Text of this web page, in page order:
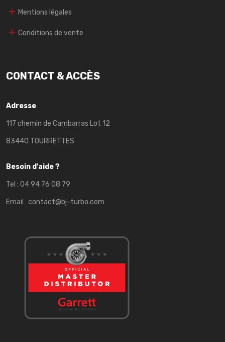
Mentions légales
Conditions de vente
CONTACT & ACCÈS
Adresse
117 chemin de Cambarras Lot 12
83440 TOURRETTES
Besoin d'aide ?
Tel : 04 94 76 08 79
Email : contact@bj-turbo.com